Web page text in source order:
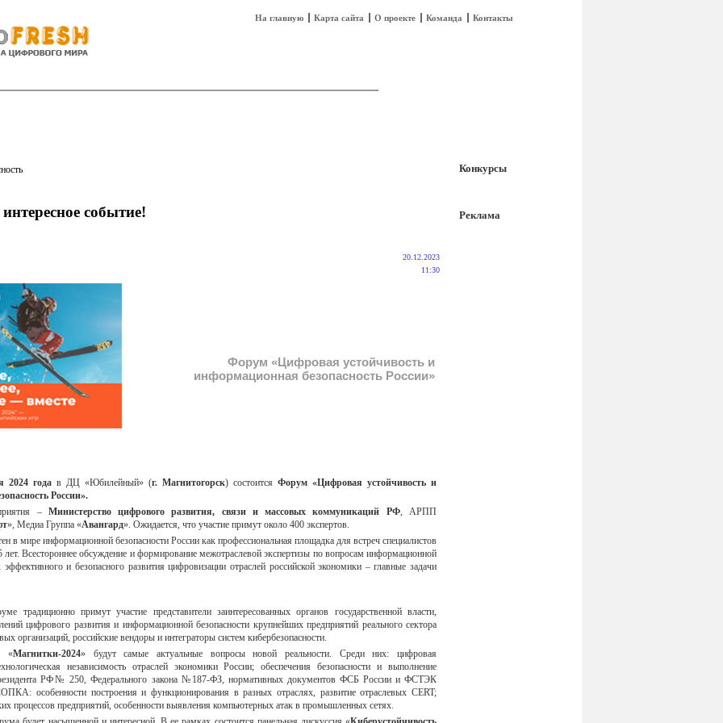
На главную Карта сайта О проекте Команда Контакты
событие!
Форум «Цифровая устойчивость и
информационная безопасность России»
20.12.2023
11:30
2024 года в ДЦ «Юбилейный» (г. Магнитогорск) состоится Форум «Цифровая устойчивость и
России».
– Министерство цифрового развития, связи и массовых коммуникаций РФ, АРПП
», Медиа Группа «Авангард». Ожидается, что участие примут около 400 экспертов.
в мире информационной безопасности России как профессиональная площадка для встреч специалистов
Всестороннее обсуждение и формирование межотраслевой экспертизы по вопросам информационной
эффективного и безопасного развития цифровизации отраслей российской экономики – главные задачи
традиционно примут участие представители заинтересованных органов государственной власти,
цифрового развития и информационной безопасности крупнейших предприятий реального сектора
организаций, российские вендоры и интеграторы систем кибербезопасности.
«Магнитки-2024» будут самые актуальные вопросы новой реальности. Среди них: цифровая
независимость отраслей экономики России; обеспечения безопасности и выполнение
РФ№ 250, Федерального закона №187-ФЗ, нормативных документов ФСБ России и ФСТЭК
особенности построения и функционирования в разных отраслях, развитие отраслевых CERT;
процессов предприятий, особенности выявления компьютерных атак в промышленных сетях.
Конкурсы
Реклама